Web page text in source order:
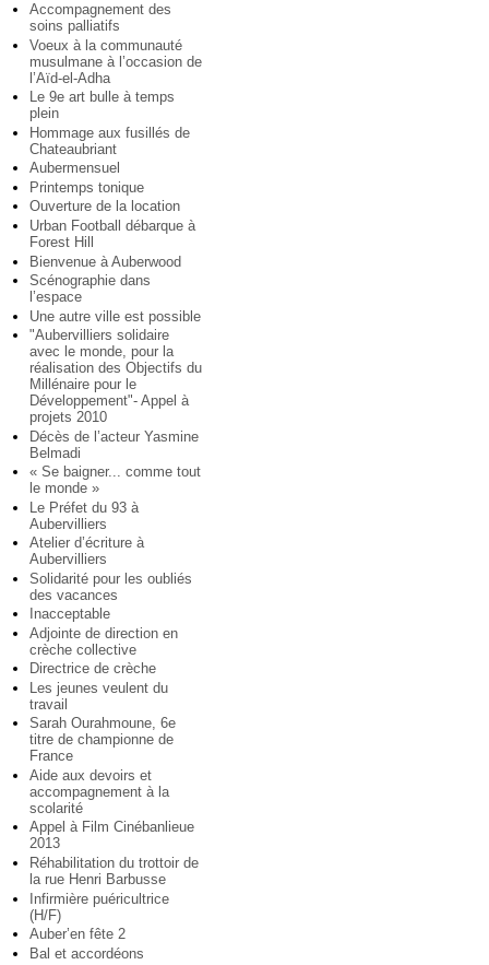
Accompagnement des
soins palliatifs
Voeux à la communauté
musulmane à l’occasion de
l’Aïd-el-Adha
Le 9e art bulle à temps
plein
Hommage aux fusillés de
Chateaubriant
Aubermensuel
Printemps tonique
Ouverture de la location
Urban Football débarque à
Forest Hill
Bienvenue à Auberwood
Scénographie dans
l’espace
Une autre ville est possible
"Aubervilliers solidaire
avec le monde, pour la
réalisation des Objectifs du
Millénaire pour le
Développement"- Appel à
projets 2010
Décès de l’acteur Yasmine
Belmadi
« Se baigner... comme tout
le monde »
Le Préfet du 93 à
Aubervilliers
Atelier d’écriture à
Aubervilliers
Solidarité pour les oubliés
des vacances
Inacceptable
Adjointe de direction en
crèche collective
Directrice de crèche
Les jeunes veulent du
travail
Sarah Ourahmoune, 6e
titre de championne de
France
Aide aux devoirs et
accompagnement à la
scolarité
Appel à Film Cinébanlieue
2013
Réhabilitation du trottoir de
la rue Henri Barbusse
Infirmière puéricultrice
(H/F)
Auber’en fête 2
Bal et accordéons